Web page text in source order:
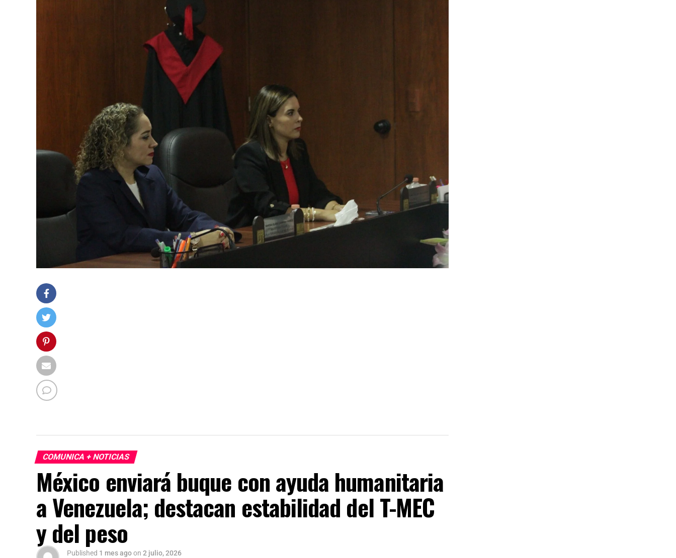
COMUNICA + NOTICIAS
México enviará buque con ayuda humanitaria
a Venezuela; destacan estabilidad del T-MEC
y del peso
Published 1 mes agoon 2 julio, 2026